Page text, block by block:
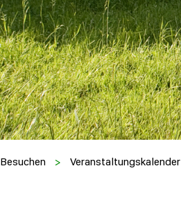
Besuchen > Veranstaltungskalender